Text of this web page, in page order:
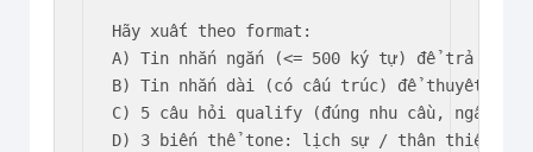
Hãy xuất theo format:
A) Tin nhắn ngắn (<= 500 ký tự) để trả lời
B) Tin nhắn dài (có cấu trúc) để thuyết phục
C) 5 câu hỏi qualify (đúng nhu cầu, ngân
D) 3 biến thể tone: lịch sự / thân thiện /